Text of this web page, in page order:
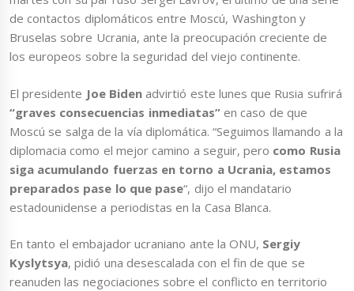
de contactos diplomáticos entre Moscú, Washington y
Bruselas sobre Ucrania, ante la preocupación creciente de
los europeos sobre la seguridad del viejo continente.
El presidente Joe Bidenadvirtió este lunes que Rusia sufrirá
“graves consecuencias inmediatas”en caso de que
Moscú se salga de la vía diplomática. “Seguimos llamando a la
diplomacia como el mejor camino a seguir, pero como Rusia
siga acumulando fuerzas en torno a Ucrania, estamos
preparados pase lo que pase“, dijo el mandatario
estadounidense a periodistas en la Casa Blanca.
En tanto el embajador ucraniano ante la ONU, Sergiy
Kyslytsya, pidió una desescalada con el fin de que se
reanuden las negociaciones sobre el conflicto en territorio